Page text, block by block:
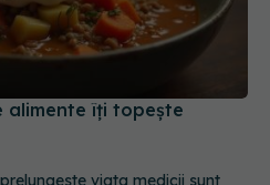
alimente îți topește
prelungește viața.
Adio dietă!